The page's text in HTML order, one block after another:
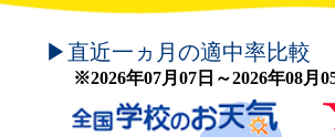
▶直近一ヵ月の適中率比較
※2026年07月07日～2026年08月